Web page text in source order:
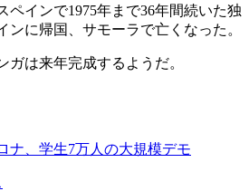
ペインで1975年まで36年間続いた独
ンに帰国、サモーラで亡くなった。
ガは来年完成するようだ。
ナ、学生7万人の大規模デモ